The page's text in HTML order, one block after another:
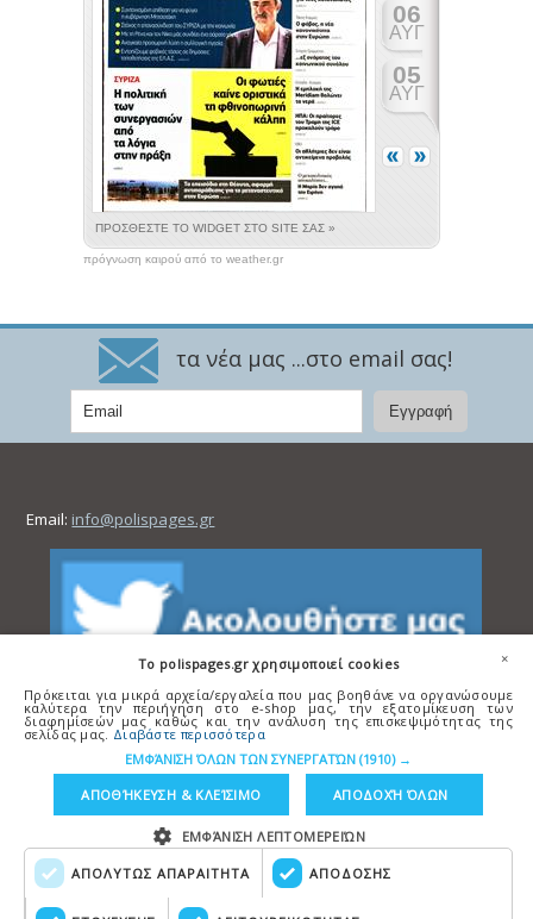
πρόγνωση καιρού από το weather.gr
τα νέα μας ...στο email σας!
Email: info@polispages.gr
Copyright © polispages.gr Κατασκευή ιστοσελίδων
×
To polispages.gr χρησιμοποιεί cookies
Πρόκειται για μικρά αρχεία/εργαλεία που μας βοηθάνε να οργανώσουμε
καλύτερα την περιήγηση στο e-shop μας, την εξατομίκευση των
διαφημίσεών μας καθώς και την ανάλυση της επισκεψιμότητας της
σελίδας μας. Διαβάστε περισσότερα
ΕΜΦΆΝΙΣΗ ΌΛΩΝ ΤΩΝ ΣΥΝΕΡΓΑΤΏΝ (1910) →
ΑΠΟΛΥΤΩΣ ΑΠΑΡΑΙΤΗΤΑ ΑΠΟΔΟΣΗΣ
ΑΠΟΘΉΚΕΥΣΗ & ΚΛΕΊΣΙΜΟ ΑΠΟΔΟΧΉ ΌΛΩΝ
ΕΜΦΆΝΙΣΗ ΛΕΠΤΟΜΕΡΕΙΏΝ